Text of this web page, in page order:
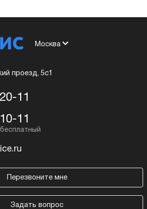
Москва
проезд, 5с1
11
11
Перезвоните мне
Задать вопрос